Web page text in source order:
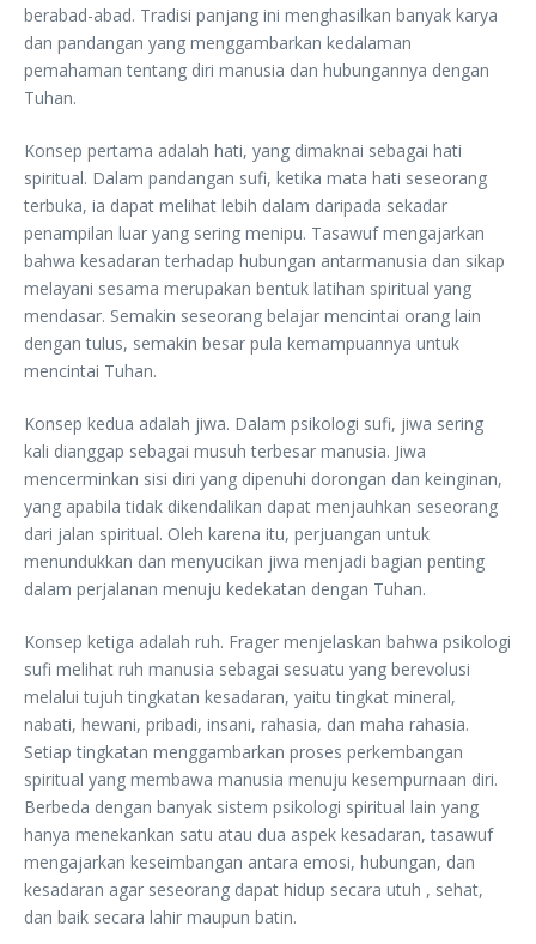
berabad-abad. Tradisi panjang ini menghasilkan banyak karya
dan pandangan yang menggambarkan kedalaman
pemahaman tentang diri manusia dan hubungannya dengan
Tuhan.
Konsep pertama adalah hati, yang dimaknai sebagai hati
spiritual. Dalam pandangan sufi, ketika mata hati seseorang
terbuka, ia dapat melihat lebih dalam daripada sekadar
penampilan luar yang sering menipu. Tasawuf mengajarkan
bahwa kesadaran terhadap hubungan antarmanusia dan sikap
melayani sesama merupakan bentuk latihan spiritual yang
mendasar. Semakin seseorang belajar mencintai orang lain
dengan tulus, semakin besar pula kemampuannya untuk
mencintai Tuhan.
Konsep kedua adalah jiwa. Dalam psikologi sufi, jiwa sering
kali dianggap sebagai musuh terbesar manusia. Jiwa
mencerminkan sisi diri yang dipenuhi dorongan dan keinginan,
yang apabila tidak dikendalikan dapat menjauhkan seseorang
dari jalan spiritual. Oleh karena itu, perjuangan untuk
menundukkan dan menyucikan jiwa menjadi bagian penting
dalam perjalanan menuju kedekatan dengan Tuhan.
Konsep ketiga adalah ruh. Frager menjelaskan bahwa psikologi
sufi melihat ruh manusia sebagai sesuatu yang berevolusi
melalui tujuh tingkatan kesadaran, yaitu tingkat mineral,
nabati, hewani, pribadi, insani, rahasia, dan maha rahasia.
Setiap tingkatan menggambarkan proses perkembangan
spiritual yang membawa manusia menuju kesempurnaan diri.
Berbeda dengan banyak sistem psikologi spiritual lain yang
hanya menekankan satu atau dua aspek kesadaran, tasawuf
mengajarkan keseimbangan antara emosi, hubungan, dan
kesadaran agar seseorang dapat hidup secara utuh , sehat,
dan baik secara lahir maupun batin.